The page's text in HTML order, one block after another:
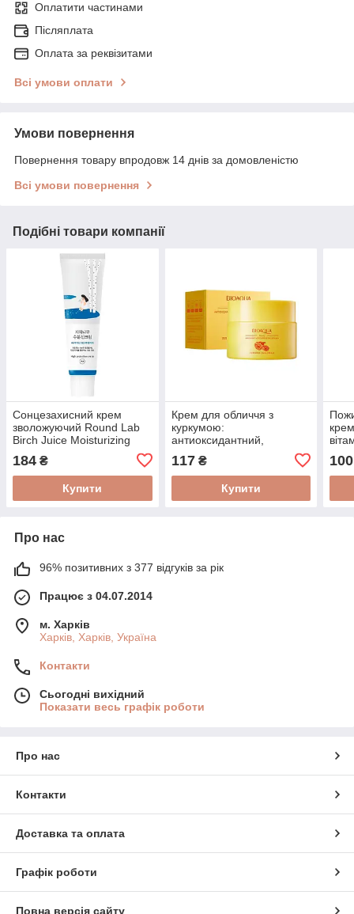
Оплатити частинами
Післяплата
Оплата за реквізитами
Всі умови оплати
Умови повернення
Повернення товару впродовж 14 днів за домовленістю
Всі умови повернення
Подібні товари компанії
Сонцезахисний крем
зволожуючий Round Lab
Birch Juice Moisturizing
PA++++ 50 мл
184 ₴
Купити
Крем для обличчя з
куркумою:
антиоксидантний,
зволожуючий, для рівного
тону та проти пігментації
BIOAQUA Turmeric 60 г
117₴
Купити
100
Про нас
96% позитивних з 377 відгуків за рік
Працює з 04.07.2014
м. Харків
Харків, Харків, Україна
Контакти
Сьогодні вихідний
Показати весь графік роботи
Про нас
Контакти
Доставка та оплата
Графік роботи
Повна версія сайту